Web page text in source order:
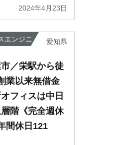
2024年4月23日
エンジニ
愛知県
市／栄駅から徒
業以来無借金
フィスは中日
階《完全週休
間休日121